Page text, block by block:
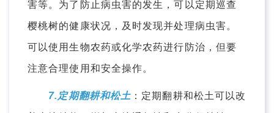
害等。为了防止病虫害的发生，可以定期巡查
樱桃树的健康状况，及时发现并处理病虫害。
可以使用生物农药或化学农药进行防治，但要
注意合理使用和安全操作。
7.定期翻耕和松土 ：定期翻耕和松土可以改